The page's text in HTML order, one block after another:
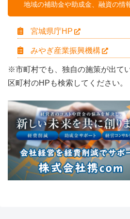
地域の補助金や助成金、融資の情
宮城県庁HP
みやぎ産業振興機構
※市町村でも、独自の施策が出て
区町村のHPも検索してください。